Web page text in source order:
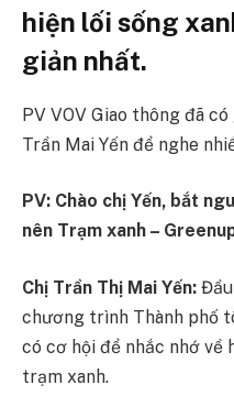
hiện lối sống
giản nhất.
PV VOV Giao thông đã
Trần Mai Yến để nghe
PV: Chào chị Yến, bắt
nên Trạm xanh –
Chị Trần Thị Mai Yến:
chương trình Thành phố
có cơ hội để nhắc nhớ về
trạm xanh.